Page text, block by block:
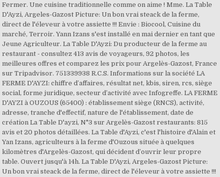
Fermer. Une cuisine traditionnelle comme on aime ! Mme. La Table
D'Ayzi, Argeles-Gazost Picture: Un bon vrai steack de la ferme,
direct de l'éleveur à votre assiette !!! Envie : Biocool, Cuisine du
marché, Terroir. Yann Izans s'est installé en mai dernier en tant que
Jeune Agriculteur. La Table D'Ayzi: Du producteur de la ferme au
restaurant - consultez 413 avis de voyageurs, 92 photos, les
meilleures offres et comparez les prix pour Argelès-Gazost, France
sur Tripadvisor. 751339938 R.C.S. Informations sur la société LA
FERME D'AYZI: chiffre d’affaires, résultat net, kbis, siren, rcs, siège
social, forme juridique, secteur d’activité avec Infogreffe. LA FERME
D'AYZI à OUZOUS (65400) : établissement siège (RNCS), activité,
adresse, tranche d'effectif, nature de l'établissement, date de
création La Table D'ayzi, N°3 sur Argelès-Gazost restaurants: 815
avis et 20 photos détaillées. La Table d'Ayzi, c'est l'histoire d'Alain et
Yan Izans, agriculteurs à la ferme d'Ouzous située à quelques
kilomètres d'Argelès-Gazost, qui décident d’ouvrir leur propre
table. Ouvert jusqu'à 14h. La Table D'Ayzi, Argeles-Gazost Picture:
Un bon vrai steack de la ferme, direct de l'éleveur à votre assiette !!!